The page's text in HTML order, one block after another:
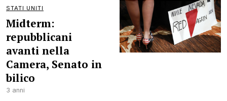
STATI UNITI
Midterm:
repubblicani
avanti nella
Camera, Senato in
bilico
3 anni